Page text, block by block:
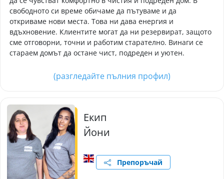
свободното си време обичаме да пътуваме и да
откриваме нови места. Това ни дава енергия и
вдъхновение. Клиентите могат да ни резервират, защото
сме отговорни, точни и работим старателно. Винаги се
стараем домът да остане чист, подреден и уютен.
(разгледайте пълния профил)
Екип
Йони
Препоръчай